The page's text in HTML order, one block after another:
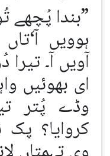
”بندا پُچھے
ہوویں
آویں آ۔
ای بھوئیں
وڈے پُتر
کروایا؟